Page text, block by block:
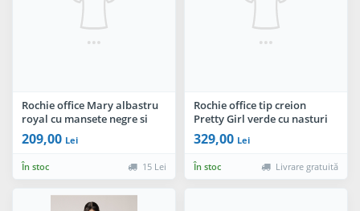
Rochie office Mary albastru
royal cu mansete negre si
funda
209,00 Lei
În stoc 15 Lei
Rochie office tip creion
Pretty Girl verde cu nasturi
imbracati
329,00 Lei
În stoc Livrare gratuită